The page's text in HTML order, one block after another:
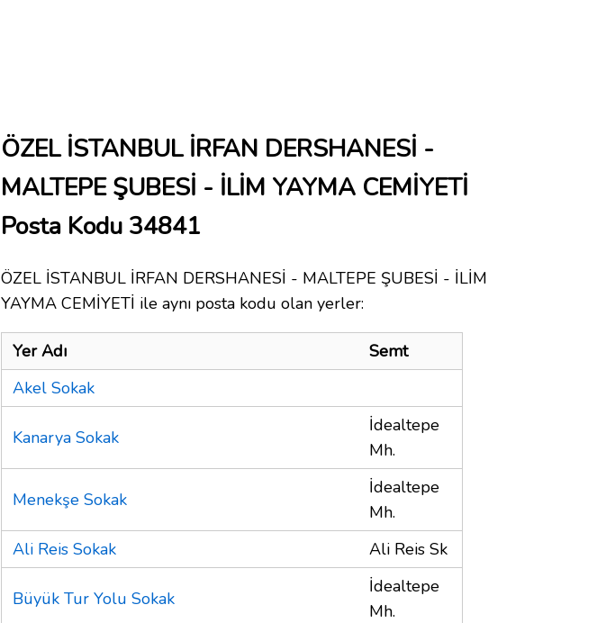
ÖZEL İSTANBUL İRFAN DERSHANESİ -
MALTEPE ŞUBESİ - İLİM YAYMA CEMİYETİ
Posta Kodu 34841
ÖZEL İSTANBUL İRFAN DERSHANESİ - MALTEPE ŞUBESİ - İLİM
YAYMA CEMİYETİ ile aynı posta kodu olan yerler:
Yer Adı
Semt
Akel Sokak
Kanarya Sokak
İdealtepe
Mh.
Menekşe Sokak
İdealtepe
Mh.
Ali Reis Sokak
Ali Reis Sk
Büyük Tur Yolu Sokak
İdealtepe
Mh.